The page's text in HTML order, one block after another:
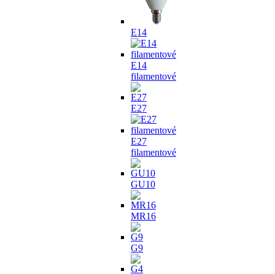
E14
E14
filamentové
E27
E27
filamentové
GU10
MR16
G9